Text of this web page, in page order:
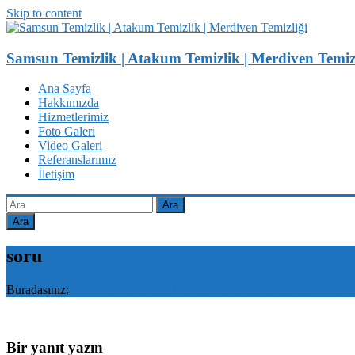
Skip to content
Samsun Temizlik | Atakum Temizlik | Merdiven
Ana Sayfa
Hakkımızda
Hizmetlerimiz
Foto Galeri
Video Galeri
Referanslarımız
İletişim
Ara
soru
Buradasınız:
Bir yanıt yazın